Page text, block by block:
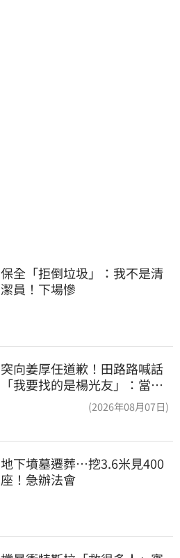
保全「拒倒垃圾」：我不是清
潔員！下場慘
突向姜厚任道歉！田路路喊話
「我要找的是楊光友」：當時
(2026年08月07日)
地下墳墓遷葬…挖3.6米見400
座！急辦法會